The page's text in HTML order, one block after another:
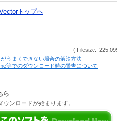
Vectorトップへ
( Filesize:
うまくできない場合の解決方法
等でのダウンロード時の警告について
ら
ンロードが始まります。